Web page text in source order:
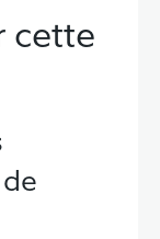
cette